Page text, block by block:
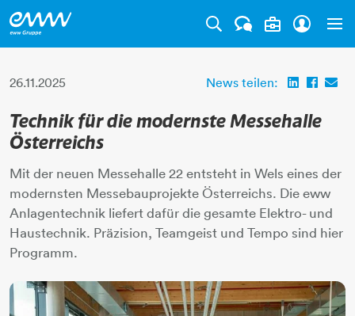
26.11.2025 News teilen:
Technik für die modernste Messehalle
Österreichs
Mit der neuen Messehalle 22 entsteht in Wels eines der
modernsten Messebauprojekte Österreichs. Die eww
Anlagentechnik liefert dafür die gesamte Elektro- und
Haustechnik. Präzision, Teamgeist und Tempo sind hier
Programm.